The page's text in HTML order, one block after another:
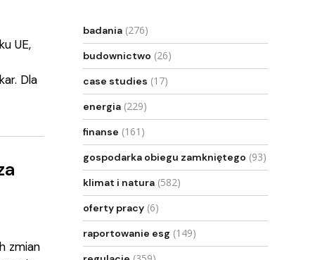
UE,
Dla
zmian
badania (276)
budownictwo (26)
case studies (17)
energia (229)
finanse (161)
gospodarka obiegu zamkniętego (93)
klimat i natura (582)
oferty pracy (6)
raportowanie esg (149)